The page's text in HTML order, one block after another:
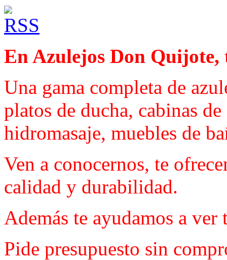
En Azulejos Don Quijote,
Una gama completa de
platos de ducha, cabinas
hidromasaje, muebles de
Ven a conocernos, te
calidad y durabilidad.
Además te ayudamos a
Pide presupuesto sin